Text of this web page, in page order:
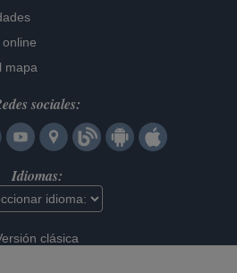
mapa
sociales:
Idiomas:
clásica